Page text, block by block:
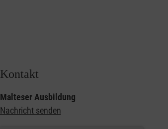
Kontakt
Malteser Ausbildung
Nachricht senden